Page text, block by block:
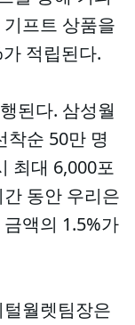
프트 상품을
적립된다.
된다. 삼성월
착순 50만 명
최대 6,000포
동안 우리은
액의 1.5%가
월렛팀장은